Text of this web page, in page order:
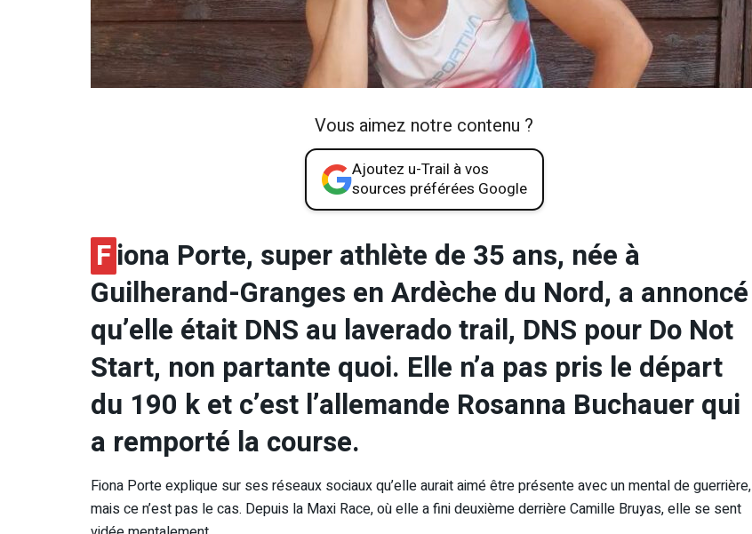
Vous aimez notre contenu ?
Ajoutez u-Trail à vos
sources préférées Google
Fiona Porte, super athlète de 35 ans, née à
Guilherand-Granges en Ardèche du Nord, a annoncé
qu’elle était DNS au laverado trail, DNS pour Do Not
Start, non partante quoi. Elle n’a pas pris le départ
du 190 k et c’est l’allemande Rosanna Buchauer qui
a remporté la course.
Fiona Porte explique sur ses réseaux sociaux qu’elle aurait aimé être présente avec un mental de guerrière,
mais ce n’est pas le cas. Depuis la Maxi Race, où elle a fini deuxième derrière Camille Bruyas, elle se sent